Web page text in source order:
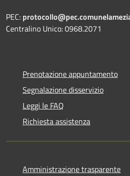
PEC:
Centralino Unico: 0968.2071
Prenotazione appuntamento
Segnalazione disservizio
Leggi le FAQ
Richiesta assistenza
Amministrazione trasparente